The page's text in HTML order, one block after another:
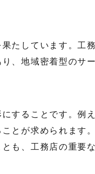
たしています。工
、地域密着型のサ
することです。例
とが求められます
も、工務店の重要な